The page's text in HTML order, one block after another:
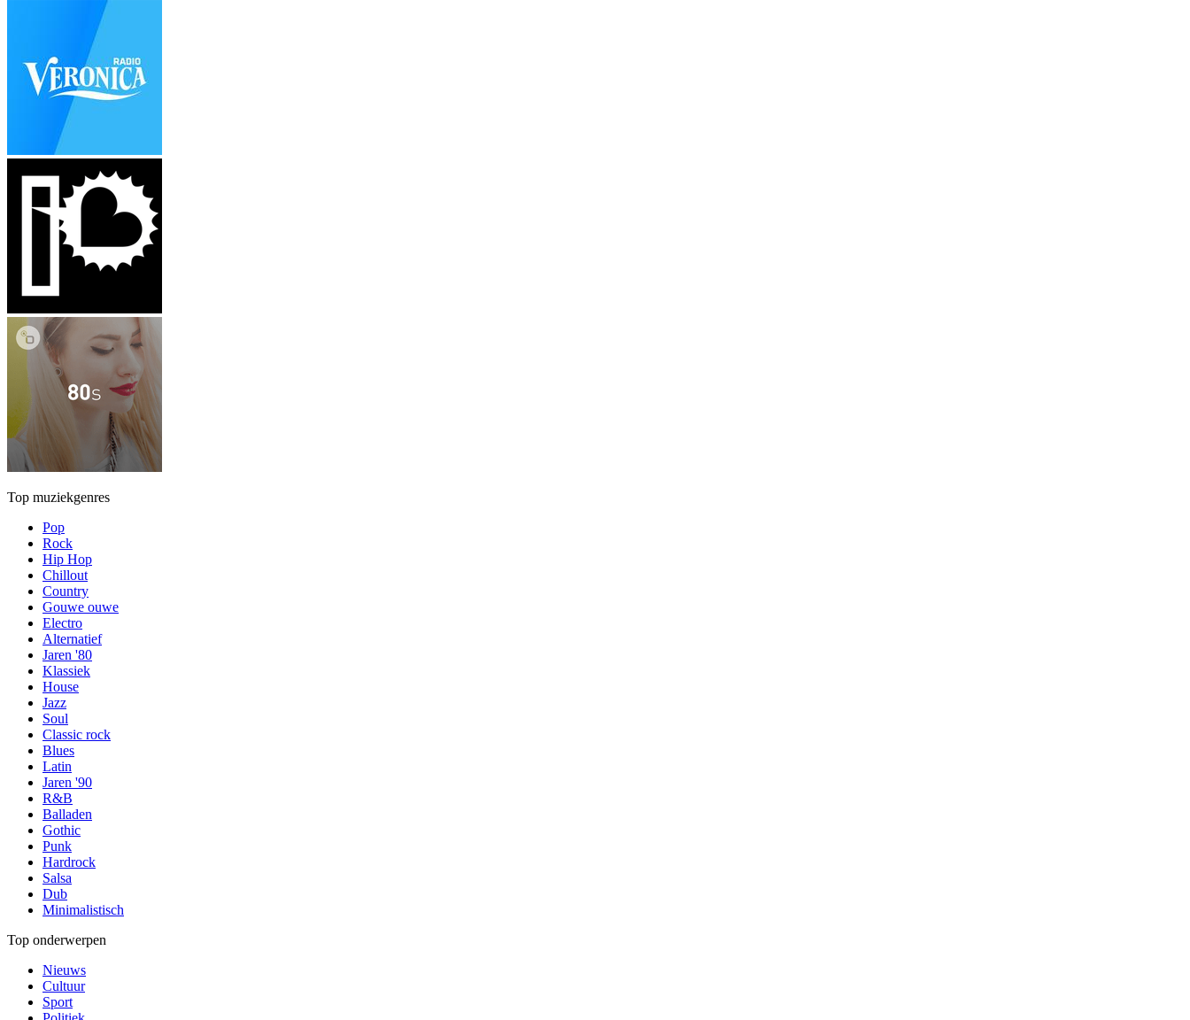
Top muziekgenres
Pop
Rock
Hip Hop
Chillout
Country
Gouwe ouwe
Electro
Alternatief
Jaren '80
Klassiek
House
Jazz
Soul
Classic rock
Blues
Latin
Jaren '90
R&B
Balladen
Gothic
Punk
Hardrock
Salsa
Dub
Minimalistisch
Top onderwerpen
Nieuws
Cultuur
Sport